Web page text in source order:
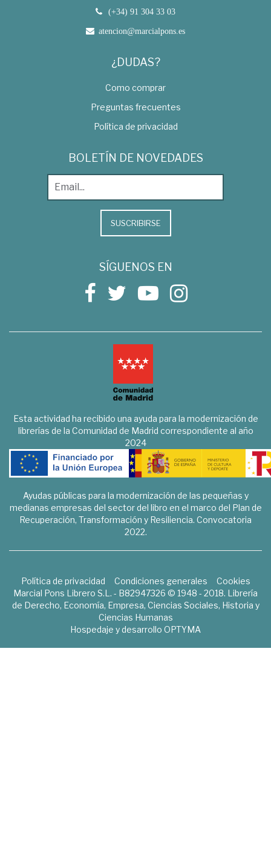
(+34) 91 304 33 03
atencion@marcialpons.es
¿DUDAS?
Como comprar
Preguntas frecuentes
Política de privacidad
BOLETÍN DE NOVEDADES
SUSCRIBIRSE
SÍGUENOS EN
Esta actividad ha recibido una ayuda para la modernización de
librerías de la Comunidad de Madrid correspondiente al año
2024
Ayudas públicas para la modernización de las pequeñas y
medianas empresas del sector del libro en el marco del Plan de
Recuperación, Transformación y Resiliencia. Convocatoria
2022.
Política de privacidad Condiciones generales
Cookies
Marcial Pons Librero S.L. - B82947326 © 1948 - 2018. Librería
de Derecho, Economía, Empresa, Ciencias Sociales, Historia y
Ciencias Humanas
Hospedaje y desarrollo OPTYMA